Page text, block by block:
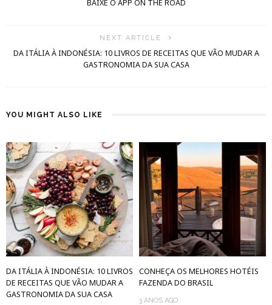
BAIXE O APP ON THE ROAD
NEXT ARTICLE
DA ITÁLIA À INDONÉSIA: 10 LIVROS DE RECEITAS QUE VÃO MUDAR A
GASTRONOMIA DA SUA CASA
YOU MIGHT ALSO LIKE
DA ITÁLIA À INDONÉSIA: 10 LIVROS
DE RECEITAS QUE VÃO MUDAR A
GASTRONOMIA DA SUA CASA
CONHEÇA OS MELHORES HOTÉIS
FAZENDA DO BRASIL
3 ANOS AGO